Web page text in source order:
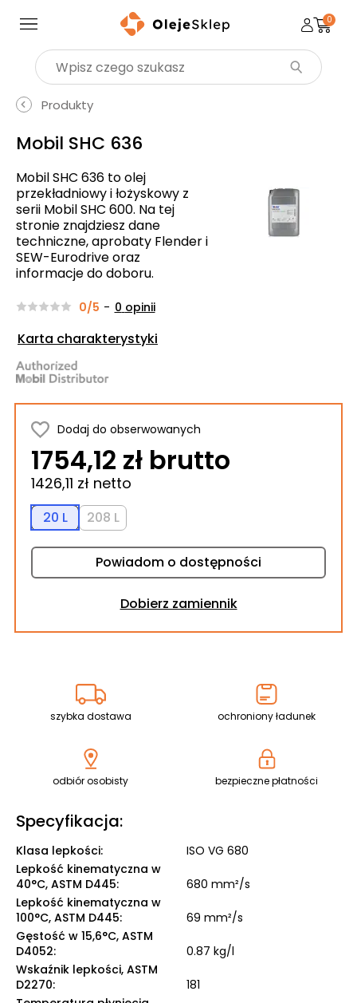
Wyszukaj produkt
0
Produkty
Mobil SHC 636
Mobil SHC 636 to olej
przekładniowy i łożyskowy z
serii Mobil SHC 600. Na tej
stronie znajdziesz dane
techniczne, aprobaty Flender i
SEW-Eurodrive oraz
informacje do doboru.
0/5 - 0 opinii
Karta charakterystyki
Dodaj do obserwowanych
1754,12 zł brutto
1426,11 zł netto
20 L 208 L
Powiadom o dostępności
Dobierz zamiennik
szybka dostawa ochroniony ładunek
odbiór osobisty bezpieczne płatności
Specyfikacja:
Klasa lepkości:
ISO VG 680
Lepkość kinematyczna w
40°C, ASTM D445:
680 mm²/s
Lepkość kinematyczna w
100°C, ASTM D445:
69 mm²/s
Gęstość w 15,6°C, ASTM
D4052:
0.87 kg/l
Wskaźnik lepkości, ASTM
D2270:
181